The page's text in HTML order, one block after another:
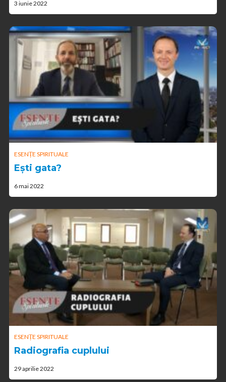
3 iunie 2022
ESENȚE SPIRITUALE
Ești gata?
6 mai 2022
ESENȚE SPIRITUALE
Radiografia cuplului
29 aprilie 2022